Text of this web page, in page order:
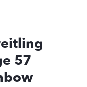
57